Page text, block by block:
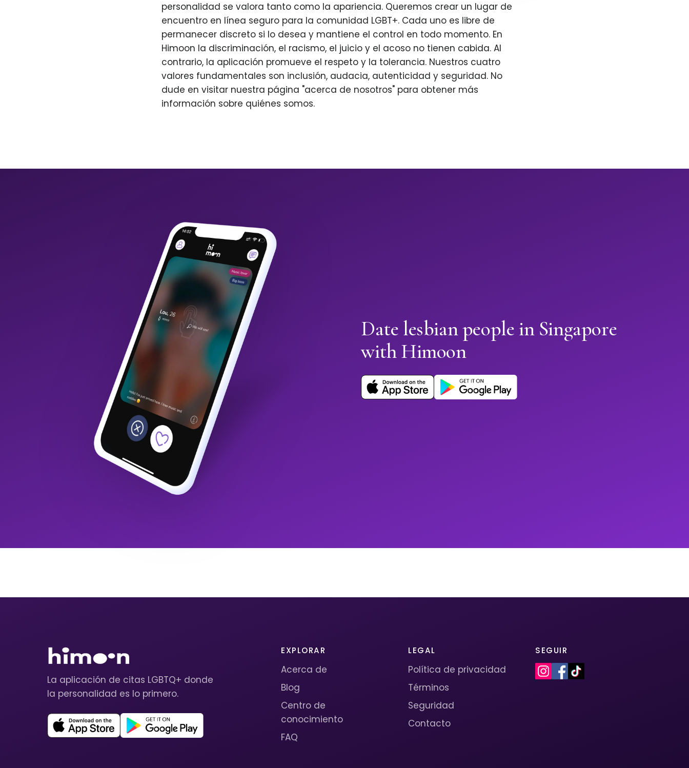
personalidad se valora tanto como la apariencia. Queremos crear un lugar de
encuentro en línea seguro para la comunidad LGBT+. Cada uno es libre de
permanecer discreto si lo desea y mantiene el control en todo momento. En
Himoon la discriminación, el racismo, el juicio y el acoso no tienen cabida. Al
contrario, la aplicación promueve el respeto y la tolerancia. Nuestros cuatro
valores fundamentales son inclusión, audacia, autenticidad y seguridad. No
dude en visitar nuestra página "acerca de nosotros" para obtener más
información sobre quiénes somos.
Date lesbian people in Singapore
with Himoon
La aplicación de citas LGBTQ+ donde
la personalidad es lo primero.
EXPLORAR
Acerca de
Blog
Centro de
conocimiento
FAQ
LEGAL
Política de privacidad
Términos
Seguridad
Contacto
SEGUIR